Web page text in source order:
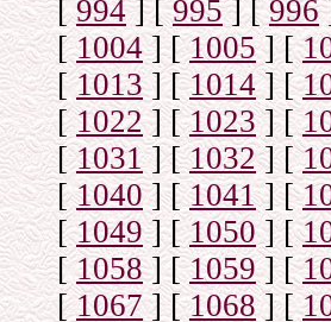
[994] [995] [996
[1004] [1005] [
[1013] [1014] [
[1022] [1023] [
[1031] [1032] [
[1040] [1041] [
[1049] [1050] [
[1058] [1059] [
[1067] [1068] [